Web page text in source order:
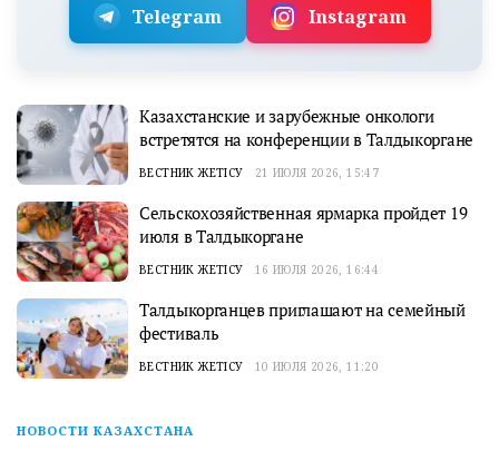
Telegram Instagram
Казахстанские и зарубежные онкологи
встретятся на конференции в Талдыкоргане
ВЕСТНИК ЖЕТІСУ 21 ИЮЛЯ 2026, 15:47
Сельскохозяйственная ярмарка пройдет 19
июля в Талдыкоргане
ВЕСТНИК ЖЕТІСУ 16 ИЮЛЯ 2026, 16:44
Талдыкорганцев приглашают на семейный
фестиваль
ВЕСТНИК ЖЕТІСУ 10 ИЮЛЯ 2026, 11:20
НОВОСТИ КАЗАХСТАНА